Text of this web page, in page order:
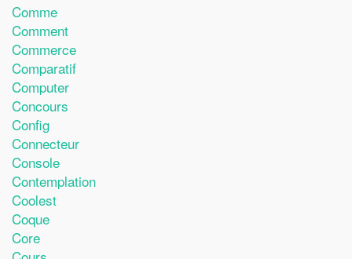
Comme
Comment
Commerce
Comparatif
Computer
Concours
Config
Connecteur
Console
Contemplation
Coolest
Coque
Core